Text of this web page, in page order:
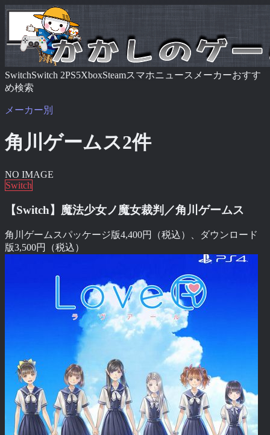
SwitchSwitch 2PS5XboxSteamスマホニュース メーカーおすす
め検索
メーカー別
角川ゲームス2件
NO IMAGE
Switch
【Switch】魔法少女ノ魔女裁判／角川ゲームス
角川ゲームスパッケージ版4,400円（税込）、ダウンロード
版3,500円（税込）